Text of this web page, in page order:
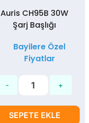
Auris CH95B 30W
Şarj Başlığı
Bayilere Özel
Fiyatlar
SEPETE EKLE